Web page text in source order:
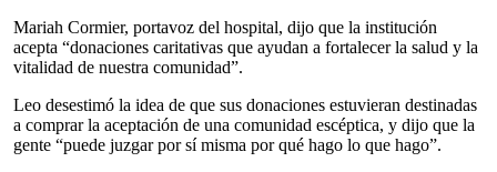
Mariah Cormier, portavoz del hospital, dijo que la institución
acepta “donaciones caritativas que ayudan a fortalecer la salud y la
vitalidad de nuestra comunidad”.
Leo desestimó la idea de que sus donaciones estuvieran destinadas
a comprar la aceptación de una comunidad escéptica, y dijo que la
gente “puede juzgar por sí misma por qué hago lo que hago”.